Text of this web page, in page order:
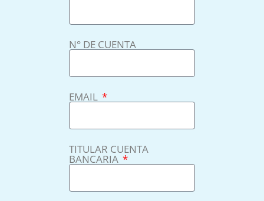
N° DE CUENTA
EMAIL
TITULAR CUENTA
BANCARIA